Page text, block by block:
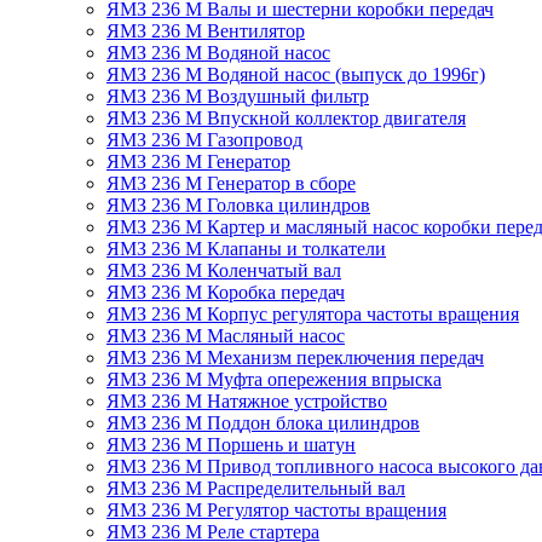
ЯМЗ 236 М Валы и шестерни коробки передач
ЯМЗ 236 М Вентилятор
ЯМЗ 236 М Водяной насос
ЯМЗ 236 М Водяной насос (выпуск до 1996г)
ЯМЗ 236 М Воздушный фильтр
ЯМЗ 236 М Впускной коллектор двигателя
ЯМЗ 236 М Газопровод
ЯМЗ 236 М Генератор
ЯМЗ 236 М Генератор в сборе
ЯМЗ 236 М Головка цилиндров
ЯМЗ 236 М Картер и масляный насос коробки
ЯМЗ 236 М Клапаны и толкатели
ЯМЗ 236 М Коленчатый вал
ЯМЗ 236 М Коробка передач
ЯМЗ 236 М Корпус регулятора частоты вращения
ЯМЗ 236 М Масляный насос
ЯМЗ 236 М Механизм переключения передач
ЯМЗ 236 М Муфта опережения впрыска
ЯМЗ 236 М Натяжное устройство
ЯМЗ 236 М Поддон блока цилиндров
ЯМЗ 236 М Поршень и шатун
ЯМЗ 236 М Привод топливного насоса высокого
ЯМЗ 236 М Распределительный вал
ЯМЗ 236 М Регулятор частоты вращения
ЯМЗ 236 М Реле стартера